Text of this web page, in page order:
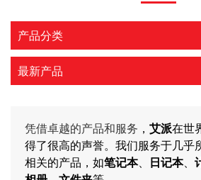
产品分类
最新产品
凭借卓越的产品和服务 ， 艾派在世
得了很高的声誉。我们服务于几乎
相关的产品，如笔记本、 日记本、